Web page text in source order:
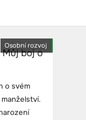
Osobní rozvoj
Můj boj o
o svém